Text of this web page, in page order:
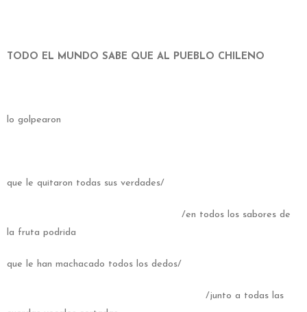
TODO EL MUNDO SABE QUE AL PUEBLO CHILENO
lo golpearon
que le quitaron todas sus verdades/
/en todos los sabores de
la fruta podrida
que le han machacado todos los dedos/
/junto a todas las